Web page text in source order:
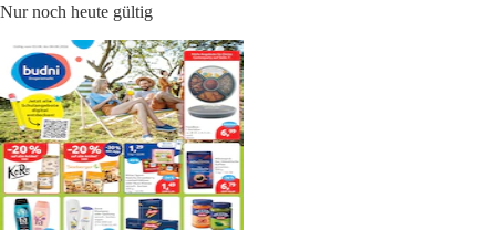
Nur noch heute gültig